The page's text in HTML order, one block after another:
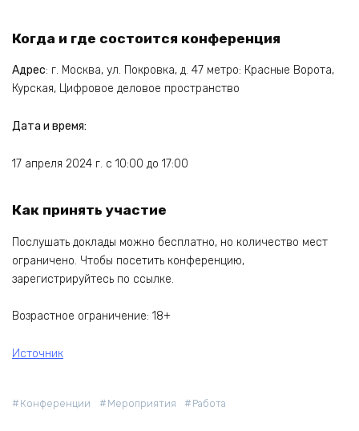
Когда и где состоится конференция
Адрес: г. Москва, ул. Покровка, д. 47 метро: Красные Ворота,
Курская, Цифровое деловое пространство
Дата и время:
17 апреля 2024 г. с 10:00 до 17:00
Как принять участие
Послушать доклады можно бесплатно, но количество мест
ограничено. Чтобы посетить конференцию,
зарегистрируйтесь по ссылке.
Возрастное ограничение: 18+
Источник
Конференции Мероприятия Работа